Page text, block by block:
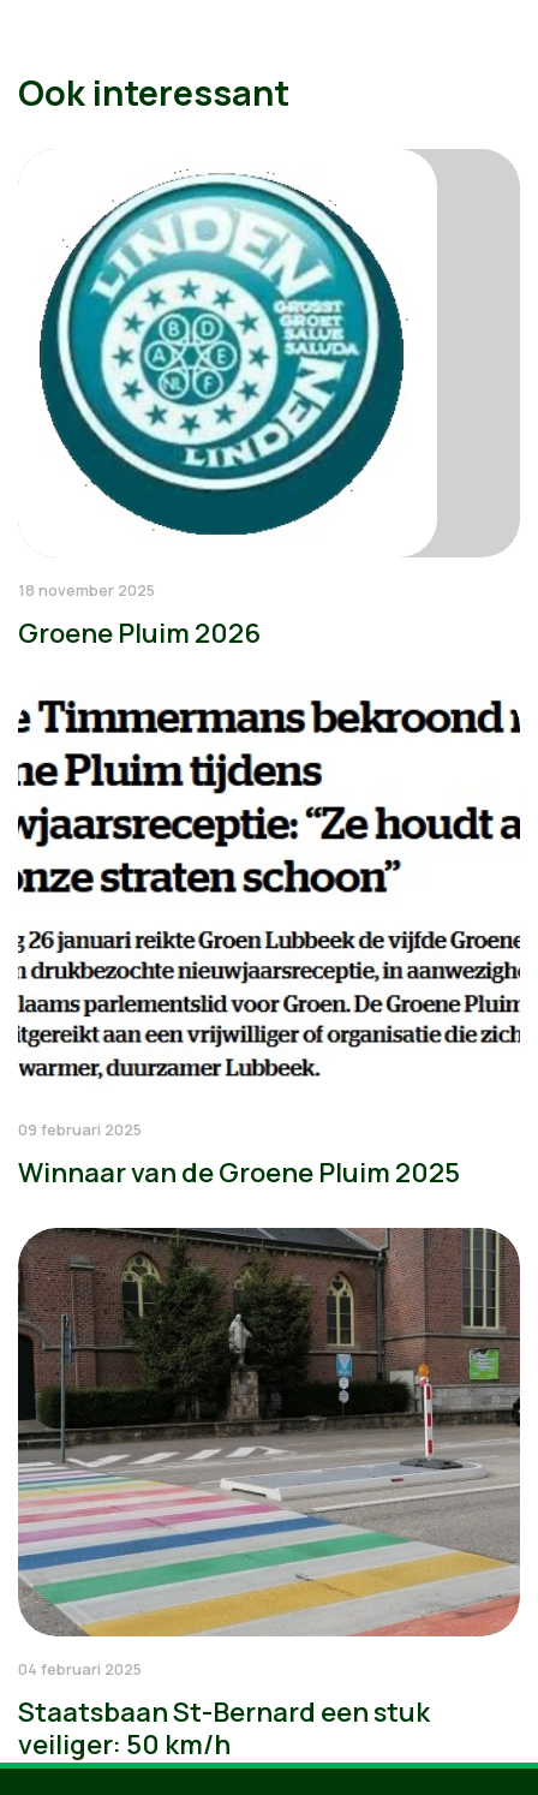
Ook interessant
18 november 2025
Groene Pluim 2026
09 februari 2025
Winnaar van de Groene Pluim 2025
04 februari 2025
Staatsbaan St-Bernard een stuk
veiliger: 50 km/h